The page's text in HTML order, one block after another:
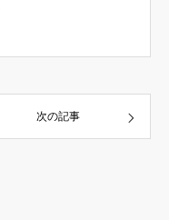
次の記事